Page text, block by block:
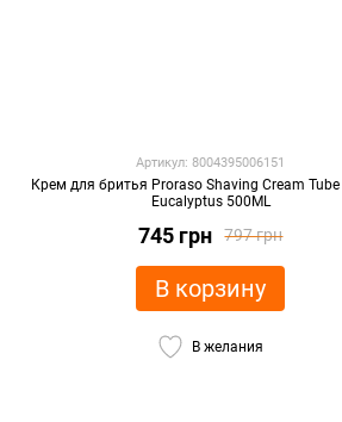
Артикул: 8004395006151
Крем для бритья Proraso Shaving Cream Tube
Eucalyptus 500ML
797 грн
745 грн
В корзину
В желания